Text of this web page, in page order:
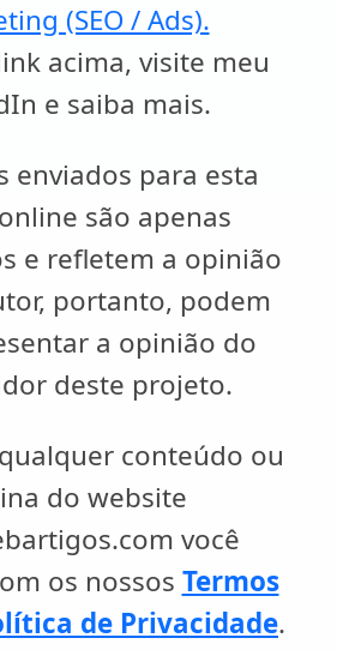
(SEO / Ads).
acima, visite meu
e saiba mais.
enviados para esta
são apenas
e refletem a opinião
portanto, podem
a opinião do
deste projeto.
conteúdo ou
do website
você
os nossos Termos
de Privacidade.